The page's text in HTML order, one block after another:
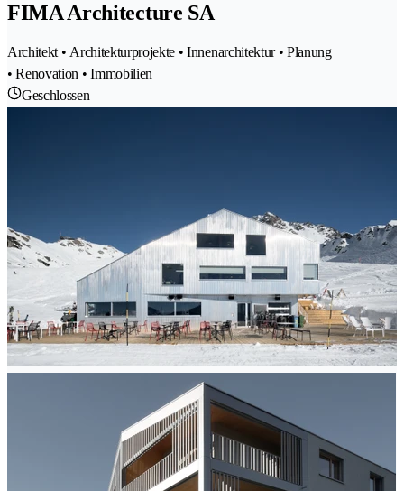
FIMA Architecture SA
Architekt • Architekturprojekte • Innenarchitektur • Planung
• Renovation • Immobilien
Geschlossen